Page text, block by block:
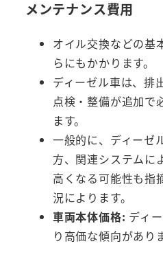
メンテナンス費用
オイル交換などの基
らにもかかります。
ディーゼル車は、排
点検・整備が追加で
ます。
一般的に、ディーゼ
方、関連システムに
高くなる可能性も指
況によります。
車両本体価格: ディ
り高価な傾向があり